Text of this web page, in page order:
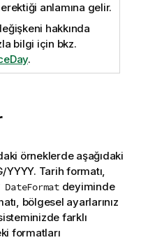
anlamına gelir.
hakkında
bilgi için bkz.
.
örneklerde aşağıdaki
YYYY. Tarih formatı,
DateFormatdeyiminde
bölgesel ayarlarınız
farklı
formatları